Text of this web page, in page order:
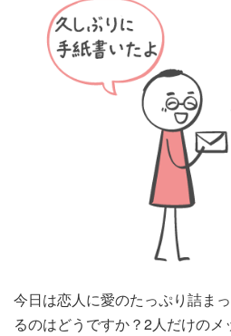
今日は恋人に愛のたっぷり詰ま
るのはどうですか？2人だけの